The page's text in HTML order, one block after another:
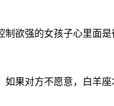
欲强的女孩子心里面
果对方不愿意，白羊